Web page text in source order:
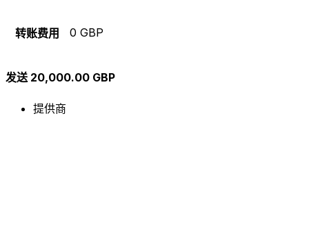
转账费用 0 GBP
发送 20,000.00 GBP
提供商